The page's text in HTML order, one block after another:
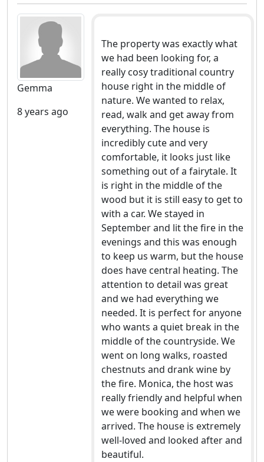
Gemma
8 years ago
The property was exactly what
we had been looking for, a
really cosy traditional country
house right in the middle of
nature. We wanted to relax,
read, walk and get away from
everything. The house is
incredibly cute and very
comfortable, it looks just like
something out of a fairytale. It
is right in the middle of the
wood but it is still easy to get to
with a car. We stayed in
September and lit the fire in the
evenings and this was enough
to keep us warm, but the house
does have central heating. The
attention to detail was great
and we had everything we
needed. It is perfect for anyone
who wants a quiet break in the
middle of the countryside. We
went on long walks, roasted
chestnuts and drank wine by
the fire. Monica, the host was
really friendly and helpful when
we were booking and when we
arrived. The house is extremely
well-loved and looked after and
beautiful.